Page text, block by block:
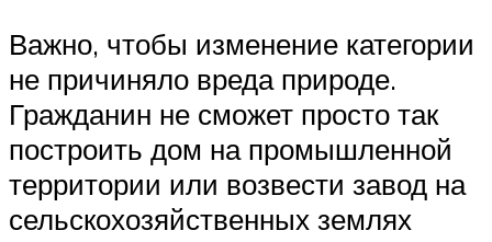
Важно, чтобы изменение категории
не причиняло вреда природе.
Гражданин не сможет просто так
построить дом на промышленной
территории или возвести завод на
сельскохозяйственных землях